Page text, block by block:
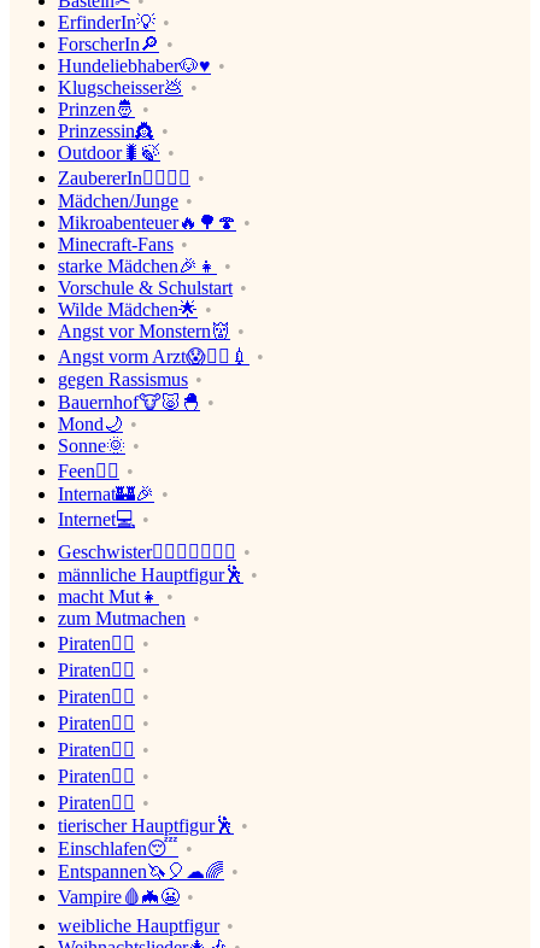
ErfinderIn💡
ForscherIn🔎
Hundeliebhaber🐶♥
Klugscheisser💩
Prinzen🤴
Prinzessin👸
Outdoor🐛🍃
ZaubererIn🧙‍♂️🧙‍♀️
Mädchen/Junge
Mikroabenteuer🔥🌳🍄
Minecraft-Fans
starke Mädchen🎉👧
Vorschule & Schulstart
Wilde Mädchen🌟
Angst vor Monstern👹
Angst vorm Arzt😱👨‍⚕️💉
gegen Rassismus
Bauernhof🐮🐷🐣
Mond🌙
Sonne🌞
Feen🧚‍♀️
Internat🏰🎉
Internet💻
Geschwister👩‍❤️‍👩👨‍❤️‍💋‍👨
männliche Hauptfigur🕺
macht Mut👧
zum Mutmachen
Piraten🏴‍☠️
Piraten🏴‍☠️
Piraten🏴‍☠️
Piraten🏴‍☠️
Piraten🏴‍☠️
Piraten🏴‍☠️
Piraten🏴‍☠️
tierischer Hauptfigur🕺
Einschlafen😴
Entspannen🦄🎈☁🌈
Vampire🩸🦇😬
weibliche Hauptfigur